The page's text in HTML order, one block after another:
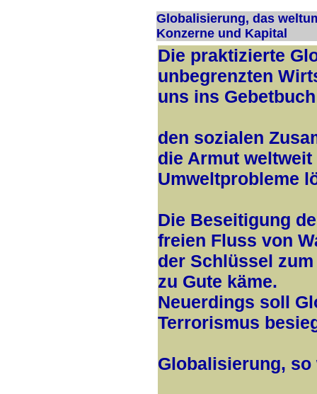
Globalisierung, das
Konzerne und Kapital
Die praktizierte
unbegrenzten
uns ins
den sozialen
die Armut
Umweltprobleme
Die Beseitigung
freien Fluss von
der Schlüssel
zu Gute käme.
Neuerdings soll
Terrorismus
Globalisierung,